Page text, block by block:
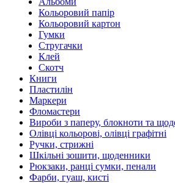
Кольоровий папір
Кольоровий картон
Гумки
Стругачки
Клей
Скотч
Книги
Пластилін
Маркери
Фломастери
Вироби з паперу, блокноти та
Олівці кольорові, олівці графітні
Ручки, стрижні
Шкільні зошити, щоденники
Рюкзаки, ранці сумки, пенали
Фарби, гуаш, кисті